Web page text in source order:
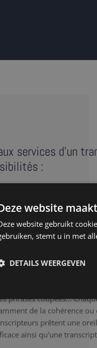
services d'un
:
de votre réunion,
ou « full transcript »
'hum’ et les ‘euh’.
correcte et détaillée.
la solution idéale si
au mot près. Les tics de
phrases coupées...
de la cohérence ou
prêtent une
ainsi qu'une
website
website gebruikt
stemt u in met
DETAILS WEERGEVEN